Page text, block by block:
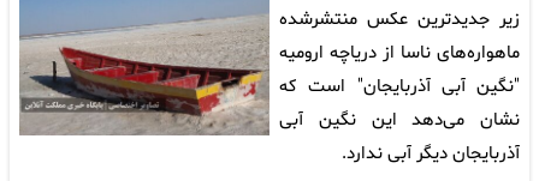
زیر جدیدترین عکس منتشرشده
ماهواره‌های ناسا از دریاچه ارومیه
"نگین آبی آذربایجان" است که
نشان می‌دهد این نگین آبی
آذربایجان دیگر آبی ندارد.